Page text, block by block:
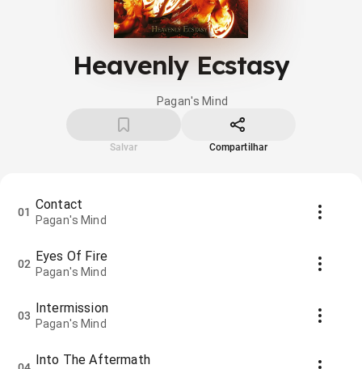
Heavenly Ecstasy
Pagan's Mind
Salvar Compartilhar
01 Contact
Pagan's Mind
02 Eyes Of Fire
Pagan's Mind
03 Intermission
Pagan's Mind
Into The Aftermath